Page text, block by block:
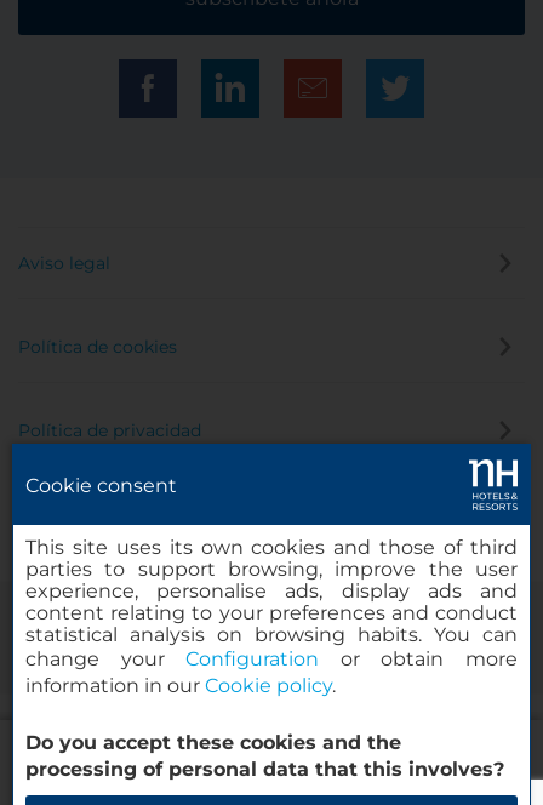
NH Bingen
Aviso legal
Política de cookies
Política de privacidad
© 2000-2026 MINOR HOTELS EUROPE & AMERICAS Santa Engracia,
120. 28003 Madrid, España
Cookie consent
This site uses its own cookies and those of third
parties to support browsing, improve the user
experience, personalise ads, display ads and
content relating to your preferences and conduct
statistical analysis on browsing habits. You can
change yourConfiguration or obtain more
information in our Cookie policy.
Do you accept these cookies and the
processing of personal data that this involves?